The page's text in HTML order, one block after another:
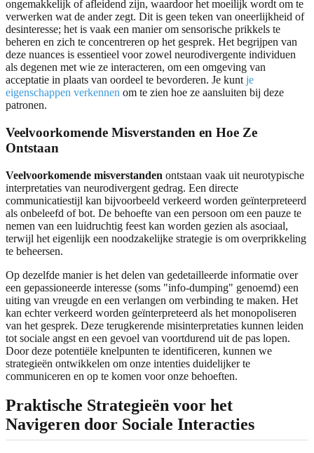
ongemakkelijk of afleidend zijn, waardoor het moeilijk wordt om te
verwerken wat de ander zegt. Dit is geen teken van oneerlijkheid of
desinteresse; het is vaak een manier om sensorische prikkels te
beheren en zich te concentreren op het gesprek. Het begrijpen van
deze nuances is essentieel voor zowel neurodivergente individuen
als degenen met wie ze interacteren, om een omgeving van
acceptatie in plaats van oordeel te bevorderen. Je kunt je
eigenschappen verkennen om te zien hoe ze aansluiten bij deze
patronen.
Veelvoorkomende Misverstanden en Hoe Ze
Ontstaan
Veelvoorkomende misverstanden ontstaan vaak uit neurotypische
interpretaties van neurodivergent gedrag. Een directe
communicatiestijl kan bijvoorbeeld verkeerd worden geïnterpreteerd
als onbeleefd of bot. De behoefte van een persoon om een pauze te
nemen van een luidruchtig feest kan worden gezien als asociaal,
terwijl het eigenlijk een noodzakelijke strategie is om overprikkeling
te beheersen.
Op dezelfde manier is het delen van gedetailleerde informatie over
een gepassioneerde interesse (soms "info-dumping" genoemd) een
uiting van vreugde en een verlangen om verbinding te maken. Het
kan echter verkeerd worden geïnterpreteerd als het monopoliseren
van het gesprek. Deze terugkerende misinterpretaties kunnen leiden
tot sociale angst en een gevoel van voortdurend uit de pas lopen.
Door deze potentiële knelpunten te identificeren, kunnen we
strategieën ontwikkelen om onze intenties duidelijker te
communiceren en op te komen voor onze behoeften.
Praktische Strategieën voor het
Navigeren door Sociale Interacties